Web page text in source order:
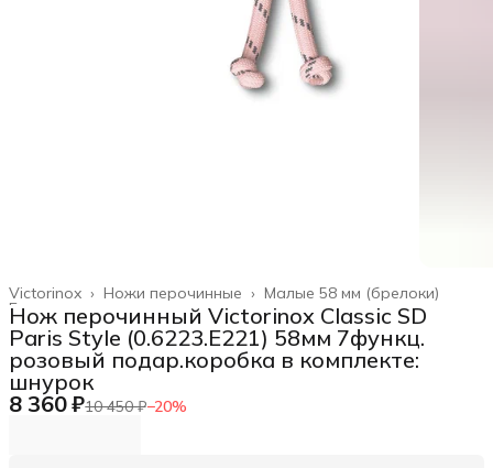
Малые 58 мм (брелоки)
Ножи перочинные ›
Victorinox ›
Главная ›
Нож перочинный Victorinox Classic SD
Paris Style (0.6223.E221) 58мм 7функц.
розовый подар.коробка в комплекте:
шнурок
8 360 ₽10 450 ₽−20%